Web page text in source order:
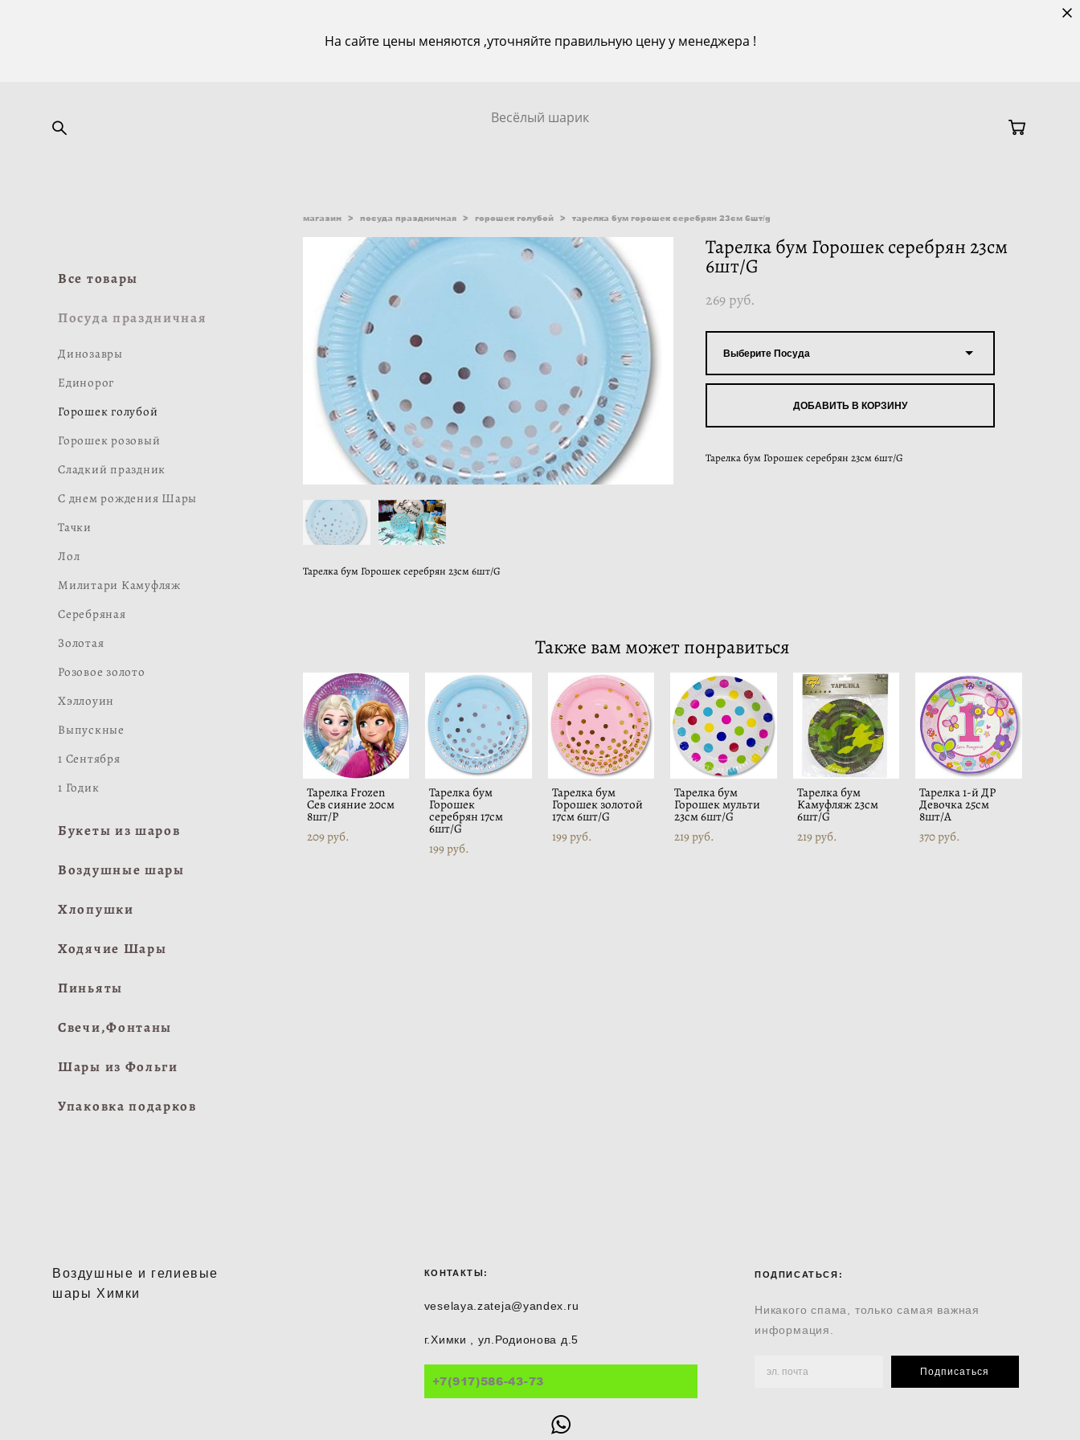
На сайте цены меняются ,уточняйте правильную цену у менеджера !
Весёлый шарик
Все товары
Посуда праздничная
Динозавры
Единорог
Горошек голубой
Горошек розовый
Сладкий праздник
С днем рождения Шары
Тачки
Лол
Милитари Камуфляж
Серебряная
Золотая
Розовое золото
Хэллоуин
Выпускные
1 Сентября
1 Годик
Букеты из шаров
Воздушные шары
Хлопушки
Ходячие Шары
Пиньяты
Свечи,Фонтаны
Шары из Фольги
Упаковка подарков
магазин > посуда праздничная > горошек голубой > тарелка бум горошек серебрян 23см 6шт/g
Тарелка бум Горошек серебрян 23см
6шт/G
269 pуб.
Выберите Посуда
ДОБАВИТЬ В КОРЗИНУ
Тарелка бум Горошек серебрян 23см 6шт/G
Тарелка бум Горошек серебрян 23см 6шт/G
Также вам может понравиться
Тарелка Frozen
Сев сияние 20см
8шт/Р
209 pуб.
Тарелка бум
Горошек
серебрян 17см
6шт/G
199 pуб.
Тарелка бум
Горошек золотой
17см 6шт/G
199 pуб.
Тарелка бум
Горошек мульти
23см 6шт/G
219 pуб.
Тарелка бум
Камуфляж 23см
6шт/G
219 pуб.
Тарелка 1-й ДР
Девочка 25см
8шт/A
370 pуб.
Воздушные и гелиевые
шары Химки
КОНТАКТЫ:
veselaya.zateja@yandex.ru
г.Химки , ул.Родионова д.5
+7(917)586-43-73
ПОДПИСАТЬСЯ:
Никакого спама, только самая важная
информация.
Подписаться